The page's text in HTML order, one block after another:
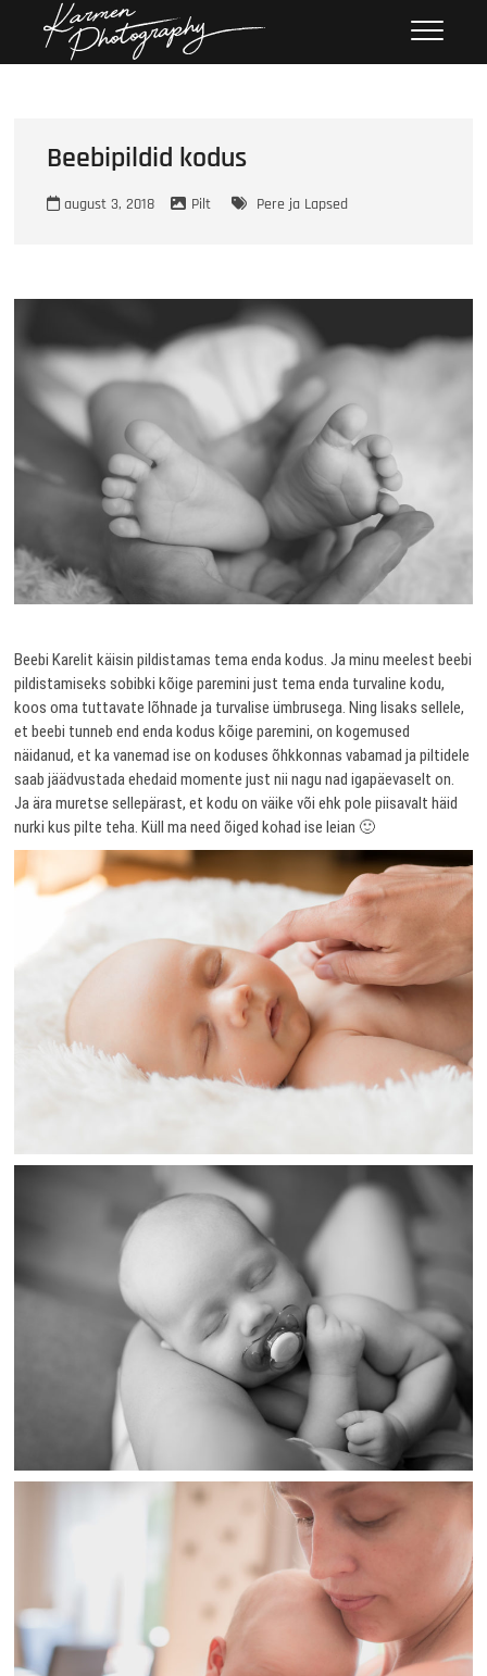
Karmen
Photography
Beebipildid kodus
august 3, 2018 Pilt Pere ja Lapsed
Beebi Karelit käisin pildistamas tema enda kodus. Ja minu meelest beebi
pildistamiseks sobibki kõige paremini just tema enda turvaline kodu,
koos oma tuttavate lõhnade ja turvalise ümbrusega. Ning lisaks sellele,
et beebi tunneb end enda kodus kõige paremini, on kogemused
näidanud, et ka vanemad ise on koduses õhkkonnas vabamad ja piltidele
saab jäädvustada ehedaid momente just nii nagu nad igapäevaselt on.
Ja ära muretse sellepärast, et kodu on väike või ehk pole piisavalt häid
nurki kus pilte teha. Küll ma need õiged kohad ise leian 🙂